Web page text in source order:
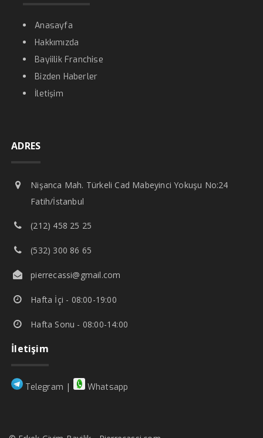
Anasayfa
Hakkımızda
Bayiilik Franchise
Bizden Haberler
İletişim
ADRES
Nişanca Mah. Türkeli Cad Mabeyinci Yokuşu No:24
Fatih/İstanbul
(212) 458 25 25
(532) 300 86 65
pierrecassi@gmail.com
Hafta İçi - 08:00-19:00
Hafta Sonu - 08:00-14:00
İletişim
Telegram | Whatsapp